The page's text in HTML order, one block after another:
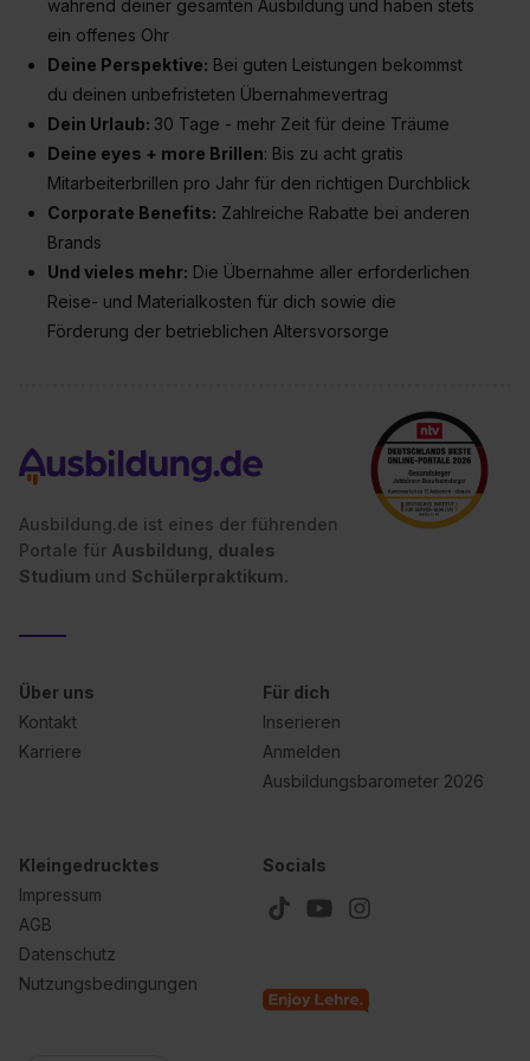
bestimmte Verwendungszwecke zulassen, triff deine
Auswahl über die Checkboxen und klick auf „Auswahl
erlauben“. Die Einwilligung zur Platzierung von Cookies
der Kategorien „Präferenzen“, „Statistiken“ und „Social
Media und Marketing“ umfasst hierbei die Einwilligung
zur Übermittlung deiner Daten in die USA (Art. 49 Abs. 1
S. 1 lit. a) DS-GVO). Die USA verfügen über kein
angemessenes Datenschutzniveau (EuGH – Schrems
II). Du kannst die von dir erteilte Einwilligung jederzeit mit
Wirkung für die Zukunft ganz oder teilweise über unsere
Datenschutzerklärung unter dem Punkt „Datenschutz-
Einstellungen“ widerrufen. Weitere Informationen zu den
während deiner gesamten Ausbildung und haben stets
ein offenes Ohr
Deine Perspektive: Bei guten Leistungen bekommst
du deinen unbefristeten Übernahmevertrag
Dein Urlaub: 30 Tage - mehr Zeit für deine Träume
Deine eyes + more Brillen: Bis zu acht gratis
Mitarbeiterbrillen pro Jahr für den richtigen Durchblick
Corporate Benefits: Zahlreiche Rabatte bei anderen
Brands
Und vieles mehr: Die Übernahme aller erforderlichen
Reise- und Materialkosten für dich sowie die
Förderung der betrieblichen Altersvorsorge
Ausbildung.de ist eines der führenden
Portale für Ausbildung, duales
Studium und Schülerpraktikum.
Über uns
Kontakt
Karriere
Für dich
Inserieren
Anmelden
Ausbildungsbarometer 2026
Kleingedrucktes
Impressum
AGB
Datenschutz
Nutzungsbedingungen
Socials